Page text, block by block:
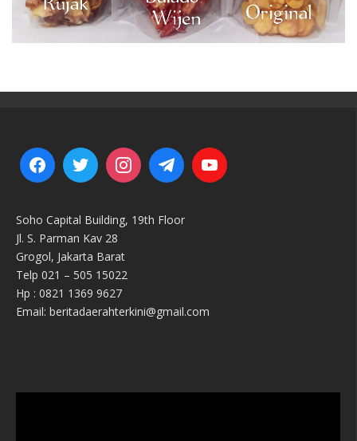
Soho Capital Building, 19th Floor
Jl. S. Parman Kav 28
Grogol, Jakarta Barat
Telp 021 – 505 15022
Hp : 0821 1369 9627
Email: beritadaerahterkini@gmail.com